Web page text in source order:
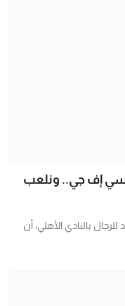
إف جي.. ونلعب
بالنادي الأهلي، أن